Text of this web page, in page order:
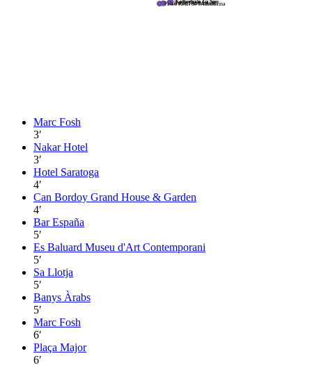
Palau de l'Almudaina
Kathedrale La Seu
Kathedrale La Seu
Palau Reial de l'Almudaina
Marc Fosh
3′
Nakar Hotel
3′
Hotel Saratoga
4′
Can Bordoy Grand House & Garden
4′
Bar España
5′
Es Baluard Museu d'Art Contemporani
5′
Sa Llotja
5′
Banys Àrabs
5′
Marc Fosh
6′
Plaça Major
6′